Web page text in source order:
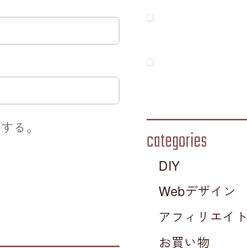
る。 categories
DIY
Webデザイン
アフィリエイト
お買い物